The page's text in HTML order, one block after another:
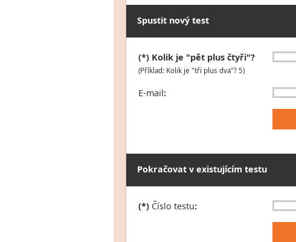
Spustit nový test
(*) Kolik je "pět plus čtyři"?
(Příklad: Kolik je "tři plus dva"? 5)
E-mail:
Pokračovat v existujícím testu
(*) Číslo testu: